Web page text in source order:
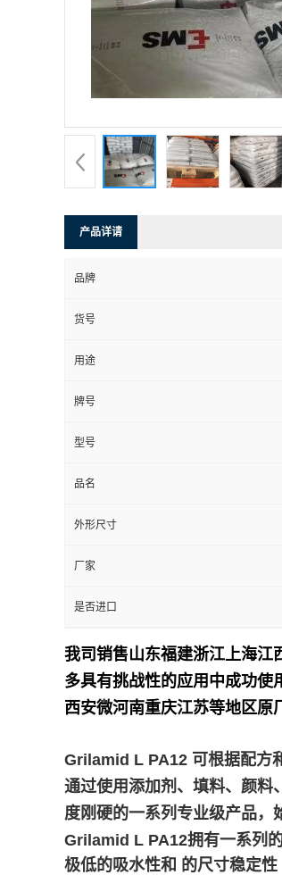
产品详请
品牌
货号
用途
牌号
型号
品名
外形尺寸
厂家
是否进口
我司销售山东福建浙江上海江
多具有挑战性的应用中成功使
西安微河南重庆江苏等地区
Grilamid L PA12 可根据配方
通过使用添加剂、填料、颜料
度刚硬的一系列专业级产品，
Grilamid L PA12拥有一系列的
极低的吸水性和 的尺寸稳定性